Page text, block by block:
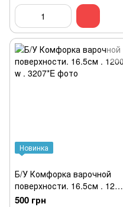
Новинка
Б/У Комфорка варочной
поверхности. 16.5см . 1200
w .
500 грн